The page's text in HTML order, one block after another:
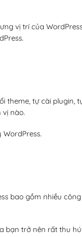
vị trí của
theme, tự cài plugin,
nào.
bao gồm nhiều
bạn trở nên rất thu